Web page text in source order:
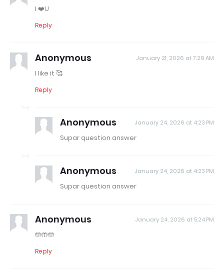
I ❤️U
Reply
Anonymous January 21, 2026 at 7:29 AM
I like it 🥰
Reply
Anonymous January 24, 2026 at 4:23 PM
Supar question answer
Anonymous January 24, 2026 at 4:23 PM
Supar question answer
Anonymous January 24, 2026 at 5:24 PM
🤲🤲🤲
Reply